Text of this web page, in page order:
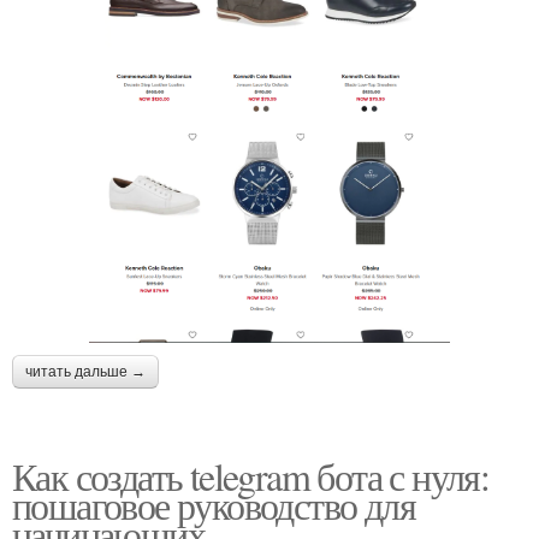
читать дальше →
Как создать telegram бота с нуля:
пошаговое руководство для